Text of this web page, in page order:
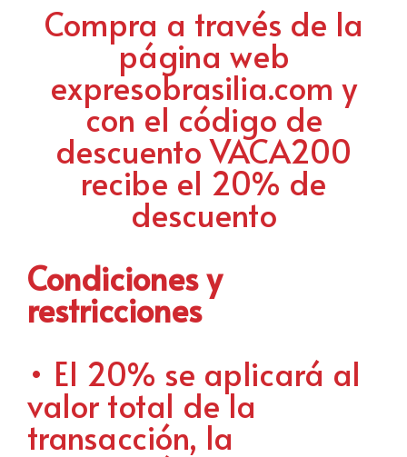
Compra a través de la
página web
expresobrasilia.com y
con el código de
descuento VACA200
recibe el 20% de
descuento
Condiciones y
restricciones
• El 20% se aplicará al
valor total de la
transacción, la